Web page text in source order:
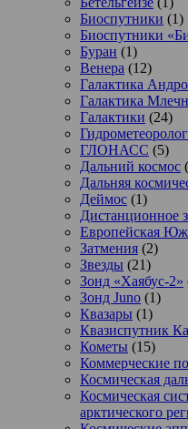
Биоспутники (1)
Биоспутники
Буран (1)
Венера (12)
Галактика
Галактика
Галактики (24)
ГЛОНАСС (5)
Дальний космос
Дальняя
Деймос (1)
Дистанционное
Европейская
Затмения (2)
Звезды (21)
Зонд «Хаябус-2»
Зонд Juno (1)
Квазары (1)
Квазиспутник
Кометы (15)
Коммерческие
Космическая
Космическая
арктического